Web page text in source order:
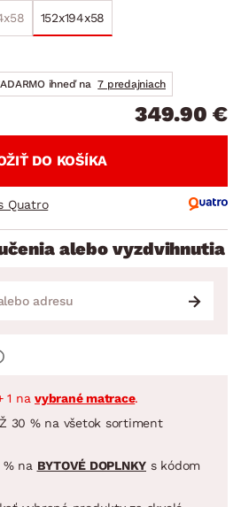
152x194x58
ihneď na 7 predajniach
349.90 €
DO KOŠÍKA
Quatro
alebo vyzdvihnutia
1 na vybrané matrace.
30 % na všetok sortiment
na BYTOVÉ DOPLNKY s kódom